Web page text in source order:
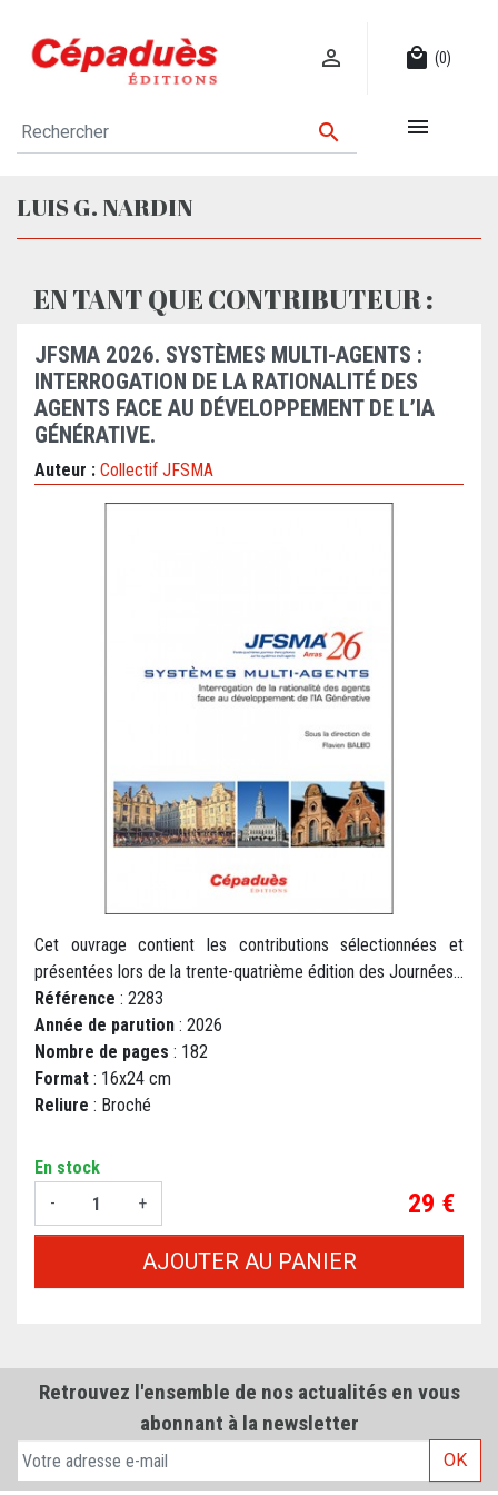
 local_mall (0)
 
LUIS G. NARDIN
EN TANT QUE CONTRIBUTEUR :
JFSMA 2026. SYSTÈMES MULTI-AGENTS :
INTERROGATION DE LA RATIONALITÉ DES
AGENTS FACE AU DÉVELOPPEMENT DE L’IA
GÉNÉRATIVE.
Auteur : Collectif JFSMA
Cet ouvrage contient les contributions sélectionnées et
présentées lors de la trente-quatrième édition des Journées...
Référence : 2283
Année de parution : 2026
Nombre de pages : 182
Format : 16x24 cm
Reliure : Broché
En stock
-
+ Prix
29 €
AJOUTER AU PANIER
Retrouvez l'ensemble de nos actualités en vous
abonnant à la newsletter
OK